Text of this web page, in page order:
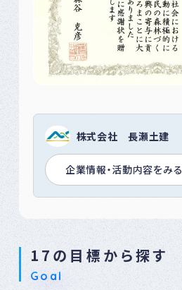
17の目標から探す
Goal
株式会社 長瀬土建
企業情報・活動内容をみる